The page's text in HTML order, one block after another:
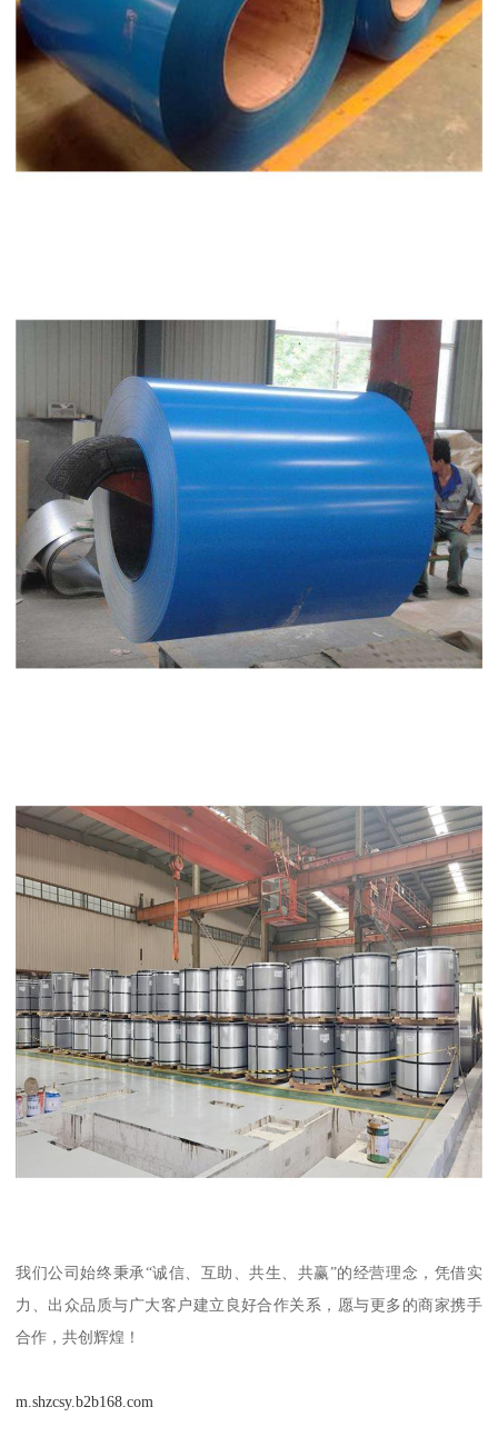
我们公司始终秉承“诚信、互助、共生、共赢”的经营理念，凭借实
力、出众品质与广大客户建立良好合作关系，愿与更多的商家携手
合作，共创辉煌！
m.shzcsy.b2b168.com